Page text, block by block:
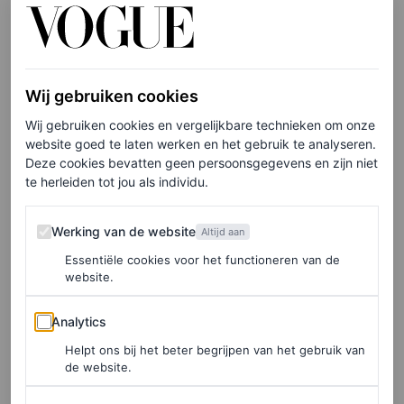
Schrijf je hier in voor de Vogue-nieuwsbrief.
Spears en Asghari waren veertien maanden getrouwd en
stapten in juni 2022 in het huwelijksbootje tijdens een
intieme ceremonie in hun huis in Los Angeles. Gasten op
de bruiloft waren onder andereMadonna, Selena Gomez
en Paris Hilton. De twee ontmoetten elkaar voor het eerst
in oktober 2016 op de set van Spears’ muziekvideo voor
het nummerSlumber Party. Op nieuwjaarsdag 2017
bevestigden ze hun relatie op Instagram.
#FreeBritney
Wij gebruiken cookies
Wij gebruiken cookies en vergelijkbare technieken om onze
website goed te laten werken en het gebruik te analyseren.
Deze cookies bevatten geen persoonsgegevens en zijn niet
te herleiden tot jou als individu.
Werking van de website
Werking van de website Altijd aan
Essentiële cookies voor het functioneren van de
website.
Analytics
Analytics
Helpt ons bij het beter begrijpen van het gebruik van
de website.